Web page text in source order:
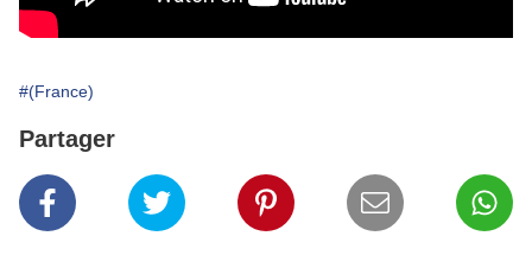
#(France)
Partager